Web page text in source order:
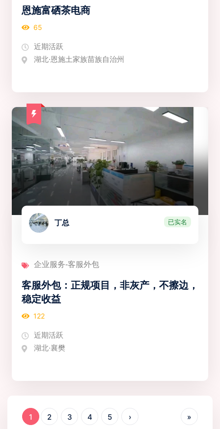
恩施富硒茶电商
65
近期活跃
湖北·恩施土家族苗族自治州
丁总 已实名
企业服务-客服外包
客服外包：正规项目，非灰产，不擦边，
稳定收益
122
近期活跃
湖北·襄樊
1 2 3 4 5 › »